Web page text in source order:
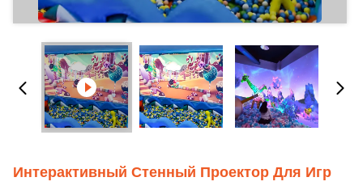
Интерактивный Стенный Проектор Для Игр